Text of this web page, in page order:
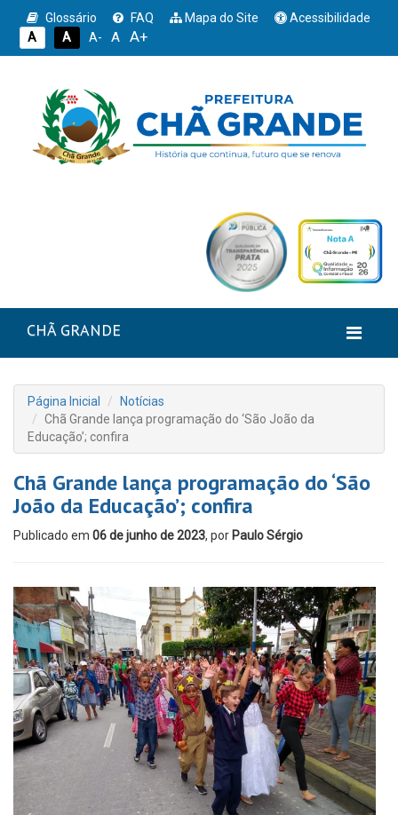
Glossário FAQ Mapa do Site
Acessibilidade
A
A A- A A+
CHÃ GRANDE
Página Inicial
Notícias
Chã Grande lança programação do ‘São João da
Educação’; confira
Chã Grande lança programação do ‘São
João da Educação’; confira
Publicado em 06 de junho de 2023, por Paulo Sérgio